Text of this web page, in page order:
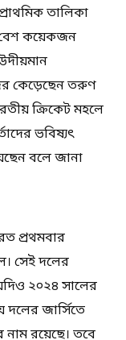
তালিকা
বেশ কয়েকজন
কেড়েছেন তরুণ
ক্রিকেট মহলে
ভবিষ্যৎ
বলে জানা
প্রথমবার
সেই দলের
২০২৪ সালের
জার্সিতে
নাম রয়েছে। তবে